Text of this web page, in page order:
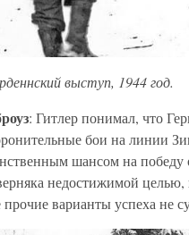
выступ, 1944 год.
: Гитлер понимал, что
бои на линии
шансом на победу
недостижимой целью,
варианты успеха не